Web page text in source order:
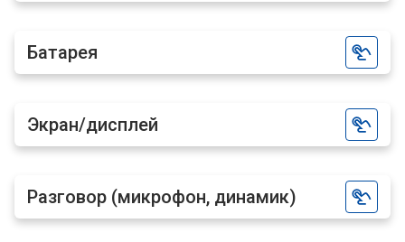
Батарея
Экран/дисплей
Разговор (микрофон, динамик)